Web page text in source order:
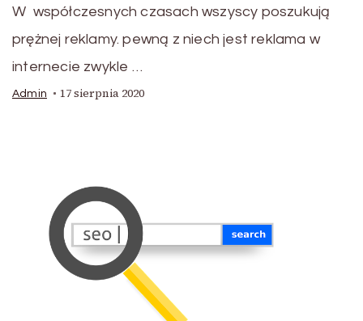
W współczesnych czasach wszyscy poszukują
prężnej reklamy. pewną z niech jest reklama w
internecie zwykle …
Admin 17 sierpnia 2020